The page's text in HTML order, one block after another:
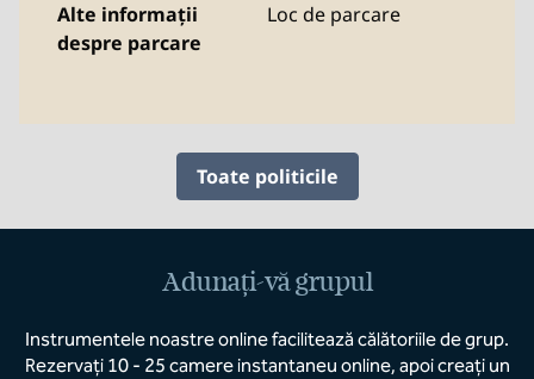
Alte informații
despre parcare
Loc de parcare
Toate politicile
Adunați-vă grupul
Instrumentele noastre online facilitează călătoriile de grup.
Rezervați 10 - 25 camere instantaneu online, apoi creați un